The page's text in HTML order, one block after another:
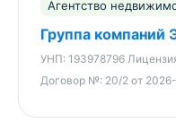
Агентство
Группа компаний
УНП: 193978796
Договор №: 20/2 от